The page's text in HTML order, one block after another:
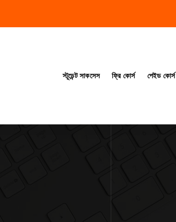
স্টূডেন্ট সাকসেস ফ্রি কোর্স পেইড কোর্স